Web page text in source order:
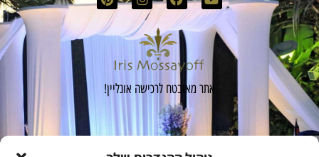
אתר מאובטח לרכישה אונליין!
הרשמה לקבוצת הוואטסאפ שלי: "פורום